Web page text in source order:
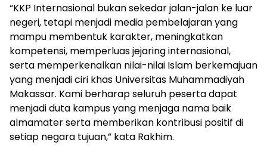
“KKP Internasional bukan sekedar jalan-jalan ke luar
negeri, tetapi menjadi media pembelajaran yang
mampu membentuk karakter, meningkatkan
kompetensi, memperluas jejaring internasional,
serta memperkenalkan nilai-nilai Islam berkemajuan
yang menjadi ciri khas Universitas Muhammadiyah
Makassar. Kami berharap seluruh peserta dapat
menjadi duta kampus yang menjaga nama baik
almamater serta memberikan kontribusi positif di
setiap negara tujuan,” kata Rakhim.